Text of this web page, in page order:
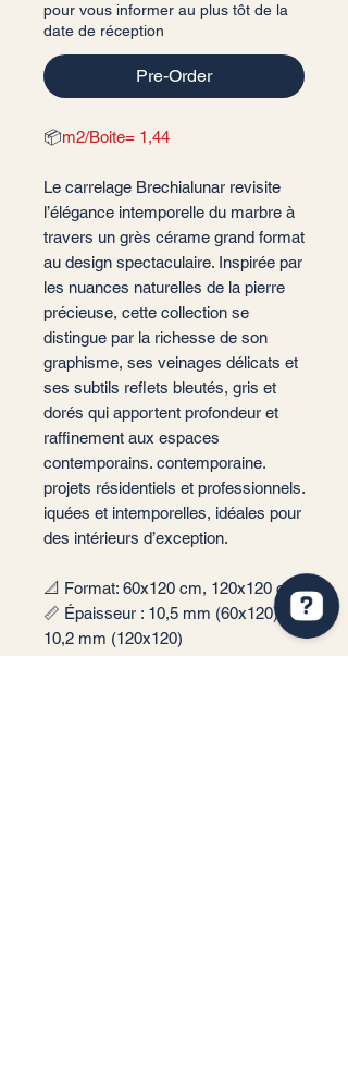
pour vous informer au plus tôt de la
date de réception
Pre-Order
📦m2/Boite= 1,44
Le carrelage Brechialunar revisite
l’élégance intemporelle du marbre à
travers un grès cérame grand format
au design spectaculaire. Inspirée par
les nuances naturelles de la pierre
précieuse, cette collection se
distingue par la richesse de son
graphisme, ses veinages délicats et
ses subtils reflets bleutés, gris et
dorés qui apportent profondeur et
raffinement aux espaces
contemporains. contemporaine.
projets résidentiels et professionnels.
iquées et intemporelles, idéales pour
des intérieurs d’exception.
📐 Format: 60x120 cm, 120x120 cm
📏 Épaisseur : 10,5 mm (60x120),
10,2 mm (120x120)